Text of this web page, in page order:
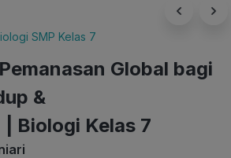
SMP Kelas 7
Global bagi
&
Biologi Kelas 7